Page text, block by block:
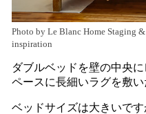
Photo by Le Blanc Home Staging
inspiration
ダブルベッドを壁の中央
ペースに長細いラグを敷い
ベッドサイズは大きいで